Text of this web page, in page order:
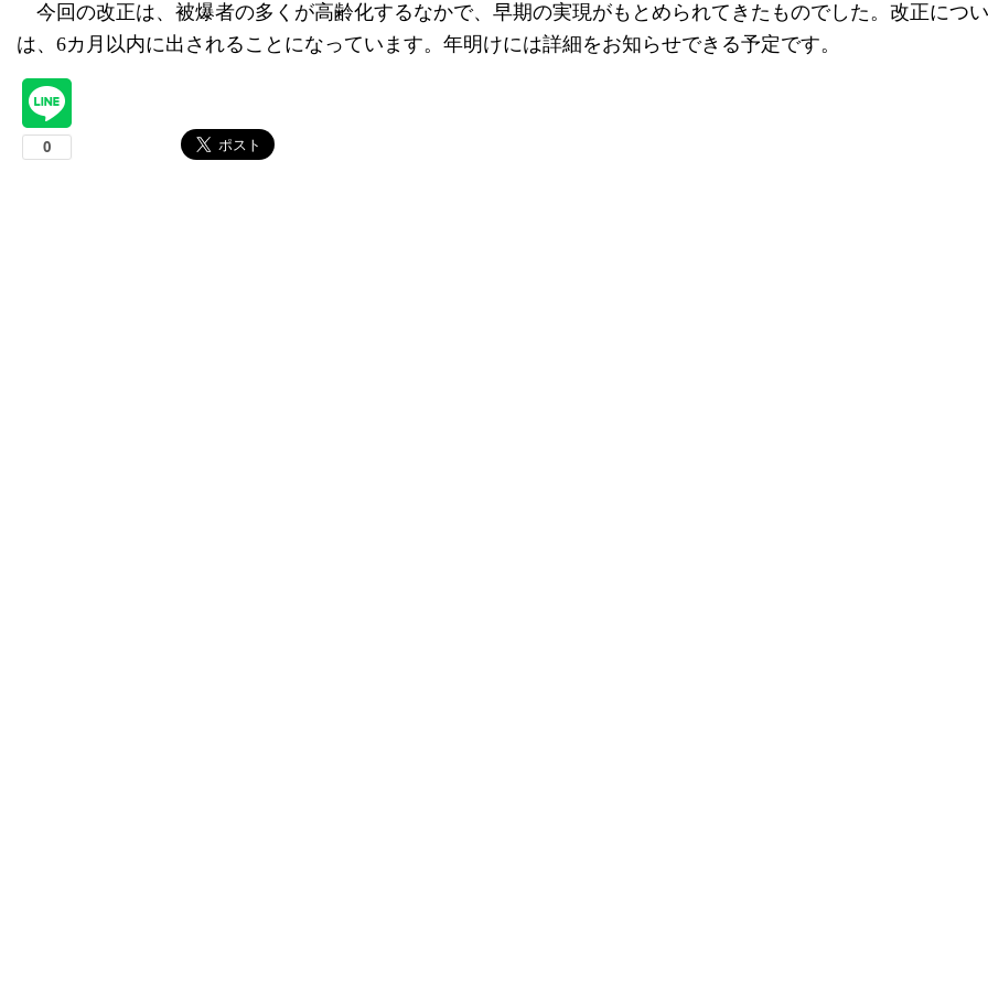
今回の改正は、被爆者の多くが高齢化するなかで、早期の実現がもとめられてきたものでした。改正につ
は、6カ月以内に出されることになっています。年明けには詳細をお知らせできる予定です。